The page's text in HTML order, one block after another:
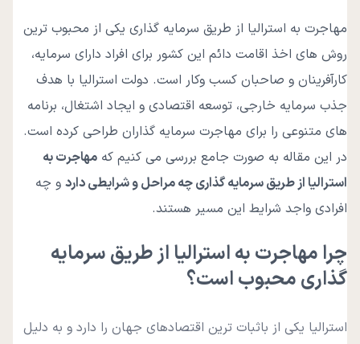
مهاجرت به استرالیا از طریق سرمایه گذاری یکی از محبوب ترین
روش های اخذ اقامت دائم این کشور برای افراد دارای سرمایه،
کارآفرینان و صاحبان کسب وکار است. دولت استرالیا با هدف
جذب سرمایه خارجی، توسعه اقتصادی و ایجاد اشتغال، برنامه
های متنوعی را برای مهاجرت سرمایه گذاران طراحی کرده است.
در این مقاله به صورت جامع بررسی می کنیم که مهاجرت به
استرالیا از طریق سرمایه گذاری چه مراحل و شرایطی دارد و چه
افرادی واجد شرایط این مسیر هستند.
چرا مهاجرت به استرالیا از طریق سرمایه
گذاری محبوب است؟
استرالیا یکی از باثبات ترین اقتصادهای جهان را دارد و به دلیل